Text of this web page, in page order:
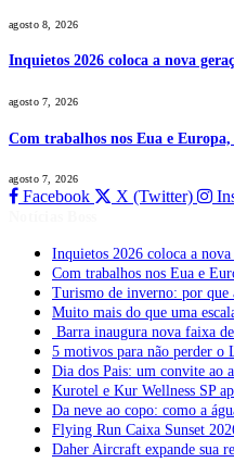
agosto 8, 2026
Inquietos 2026 coloca a nova
agosto 7, 2026
Com trabalhos nos Eua e
agosto 7, 2026
Facebook X (Twitter)
Inquietos 2026 coloca a nova
Com trabalhos nos Eua e
Turismo de inverno: por que
Muito mais do que uma
Barra inaugura nova faixa
5 motivos para não perder o
Dia dos Pais: um convite ao
Kurotel e Kur Wellness SP
Da neve ao copo: como a
Flying Run Caixa Sunset
Daher Aircraft expande sua